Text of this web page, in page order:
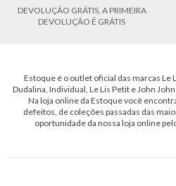
DEVOLUÇÃO GRÁTIS, A PRIMEIRA
DEVOLUÇÃO É GRÁTIS
Estoque é o outlet oficial das marcas Le
Dudalina, Individual, Le Lis Petit e John
Na loja online da Estoque você
defeitos, de coleções passadas das
oportunidade da nossa loja online